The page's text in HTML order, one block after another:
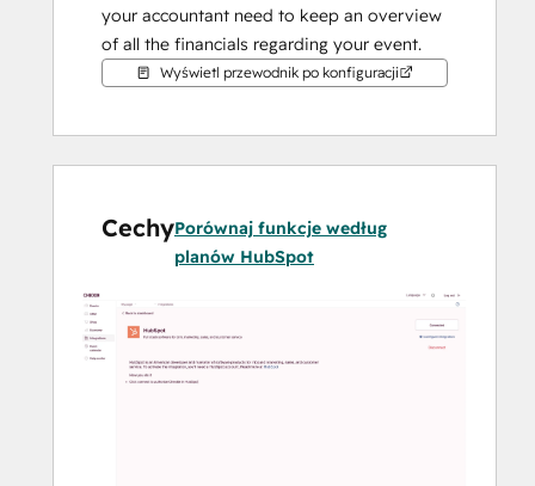
your accountant need to keep an overview
of all the financials regarding your event.
Only available in the Norwegian market!
Wyświetl przewodnik po konfiguracji
CechyPorównaj funkcje według
planów HubSpot